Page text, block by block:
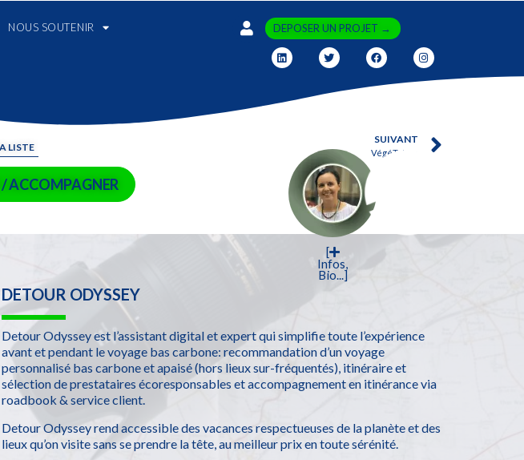
NOUS SOUTENIR DEPOSER UN PROJET →
LISTE
SUIVANT
VégéTotem
ACCOMPAGNER
[
Infos,
Bio...]
DETOUR ODYSSEY
Detour Odyssey est l’assistant digital et expert qui simplifie toute l’expérience
avant et pendant le voyage bas carbone: recommandation d’un voyage
personnalisé bas carbone et apaisé (hors lieux sur-fréquentés), itinéraire et
sélection de prestataires écoresponsables et accompagnement en itinérance via
roadbook & service client.
Detour Odyssey rend accessible des vacances respectueuses de la planète et des
lieux qu’on visite sans se prendre la tête, au meilleur prix en toute sérénité.